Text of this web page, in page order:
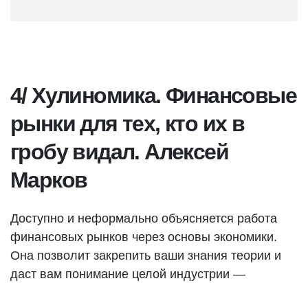
4/ Хулиномика. Финансовые
рынки для тех, кто их в
гробу видал. Алексей
Марков
Доступно и неформально объясняется работа
финансовых рынков через основы экономики.
Она позволит закрепить ваши знания теории и
даст вам понимание целой индустрии —